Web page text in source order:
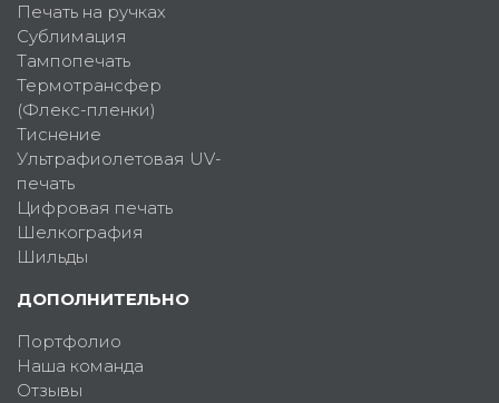
Печать на ручках
Сублимация
Тампопечать
Термотрансфер
(Флекс-пленки)
Тиснение
Ультрафиолетовая UV-
печать
Цифровая печать
Шелкография
Шильды
ДОПОЛНИТЕЛЬНО
Портфолио
Наша команда
Отзывы